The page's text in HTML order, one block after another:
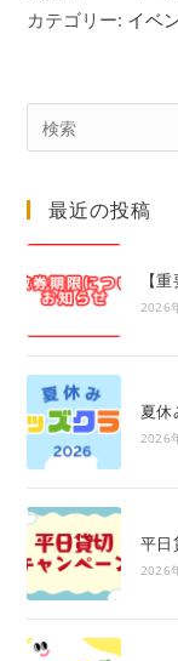
カテゴリー: イベ
最近の投稿
【
2026
夏休
2026
平日
2026